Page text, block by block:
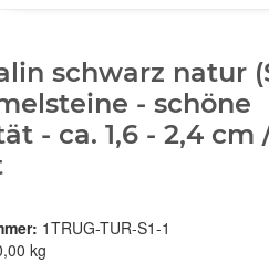
schwarz natur
- schöne
- ca. 1,6 - 2,4 cm
1TRUG-TUR-S1-1
kg